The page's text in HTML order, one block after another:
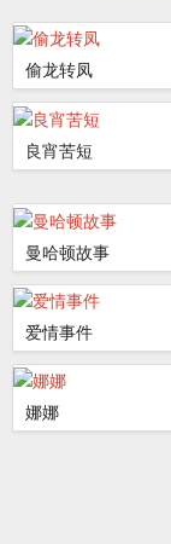
偷龙转凤
良宵苦短
曼哈顿故事
爱情事件
娜娜